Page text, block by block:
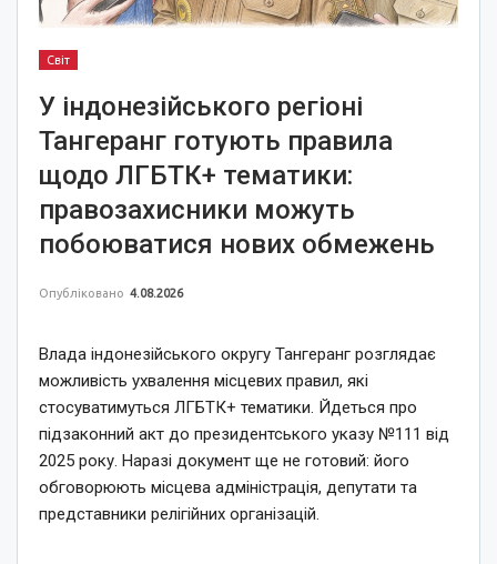
Світ
У індонезійського регіоні
Тангеранг готують правила
щодо ЛГБТК+ тематики:
правозахисники можуть
побоюватися нових обмежень
Опубліковано 4.08.2026
Влада індонезійського округу Тангеранг розглядає
можливість ухвалення місцевих правил, які
стосуватимуться ЛГБТК+ тематики. Йдеться про
підзаконний акт до президентського указу №111 від
2025 року. Наразі документ ще не готовий: його
обговорюють місцева адміністрація, депутати та
представники релігійних організацій.